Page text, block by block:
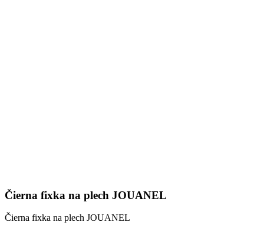
Čierna fixka na plech JOUANEL
Čierna fixka na plech JOUANEL